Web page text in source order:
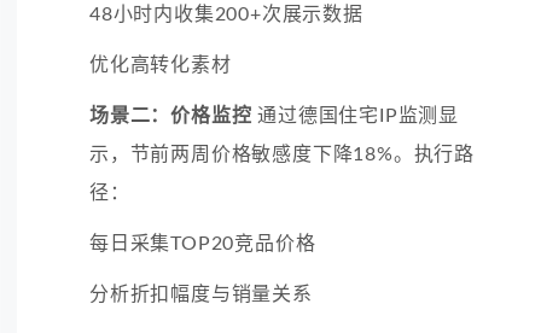
48小时内收集200+次展示数据
优化高转化素材
场景二：价格监控 通过德国住宅IP监测显
示，节前两周价格敏感度下降18%。执行路
径：
每日采集TOP20竞品价格
分析折扣幅度与销量关系